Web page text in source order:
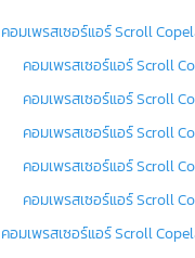
คอมเพรสเซอร์แอร์ Scroll
คอมเพรสเซอร์แอร์ Scroll
คอมเพรสเซอร์แอร์ Scroll
คอมเพรสเซอร์แอร์ Scroll
คอมเพรสเซอร์แอร์ Scroll
คอมเพรสเซอร์แอร์ Scroll
คอมเพรสเซอร์แอร์ Scroll